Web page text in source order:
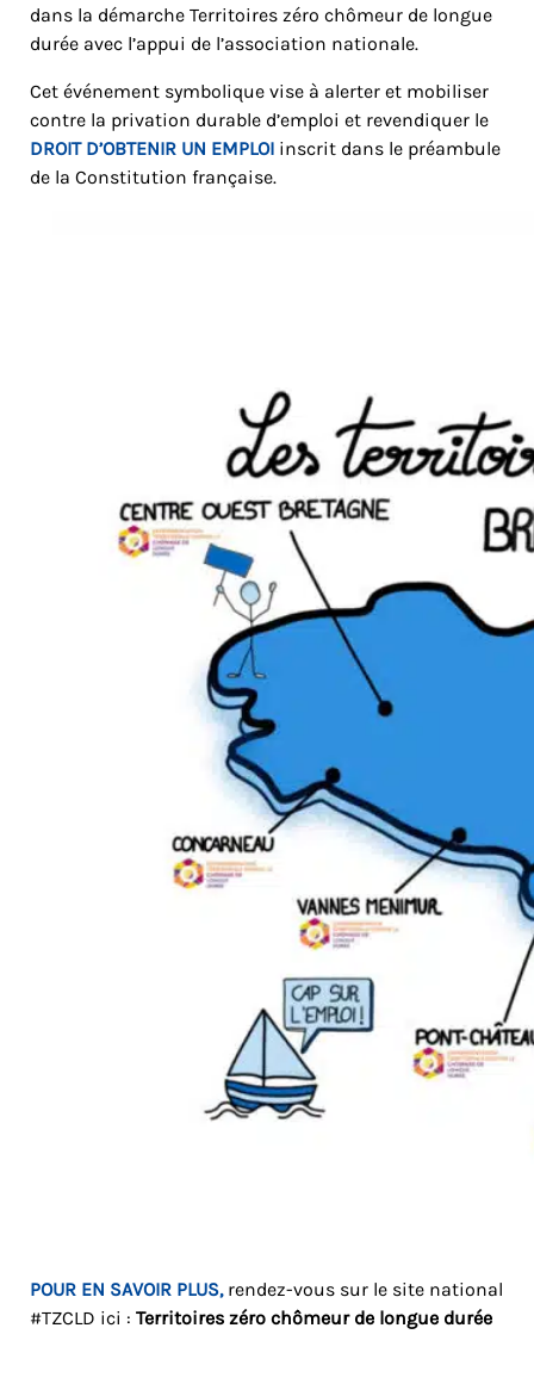
dans la démarche Territoires zéro chômeur de longue
durée avec l’appui de l’association nationale.
Cet événement symbolique vise à alerter et mobiliser
contre la privation durable d’emploi et revendiquer le
DROIT D’OBTENIR UN EMPLOI inscrit dans le préambule
de la Constitution française.
POUR EN SAVOIR PLUS,rendez-vous sur le site national
#TZCLD ici : Territoires zéro chômeur de longue durée